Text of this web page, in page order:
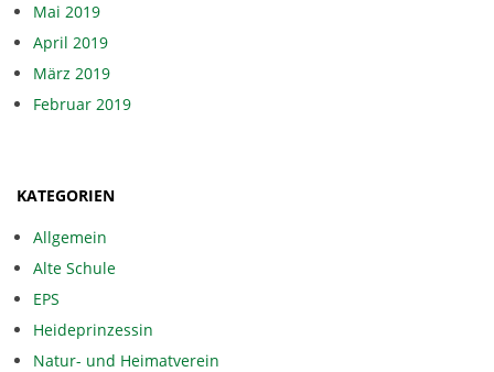
Mai 2019
April 2019
März 2019
Februar 2019
KATEGORIEN
Allgemein
Alte Schule
EPS
Heideprinzessin
Natur- und Heimatverein